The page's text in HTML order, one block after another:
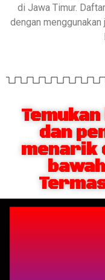
di Jawa Timur.
dengan
dan
menarik